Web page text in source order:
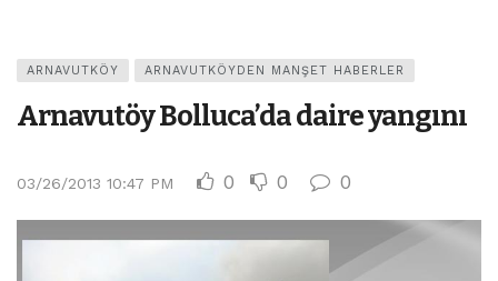
ARNAVUTKÖY ARNAVUTKÖYDEN MANŞET HABERLER
Arnavutöy Bolluca’da daire yangını
03/26/2013 10:47 PM 0 0 0